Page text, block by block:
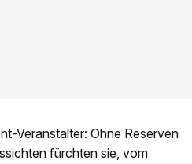
Veranstalter: Ohne Reserven
fürchten sie, vom